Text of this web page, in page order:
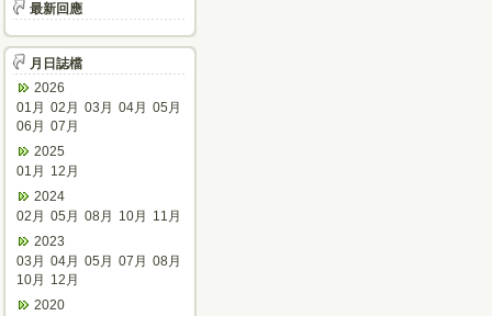
最新回應
月日誌檔
2026
01月 02月 03月 04月 05月
06月 07月
2025
01月
12月
2024
02月 05月 08月 10月
11月
2023
03月 04月 05月 07月 08月
10月
12月
2020